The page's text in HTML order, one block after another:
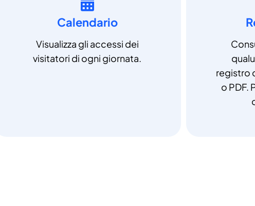
Calendario
Visualizza gli accessi dei
visitatori di ogni giornata.
registro
o PDF.